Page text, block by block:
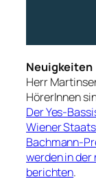
Neuigkeiten
Herr
HörerInnen
Der Yes-
Wiener
Bachmann-
werden in
berichten.